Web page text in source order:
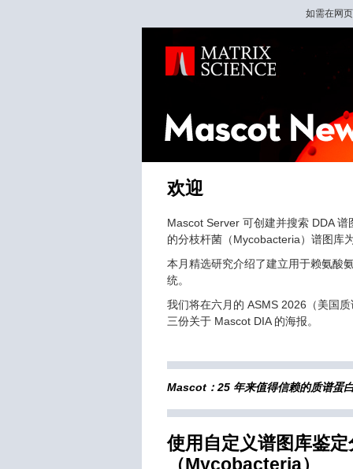
如需在网
欢迎
Mascot Server 可创建并搜索 DDA 谱
的分枝杆菌（Mycobacteria）谱图库
本月精选研究介绍了建立用于赖氨酸
统。
我们将在六月的 ASMS 2026（美国
三份关于 Mascot DIA 的海报。
Mascot：25 年来值得信赖的质谱蛋
使用自定义谱图库鉴定
（Mycobacteria）